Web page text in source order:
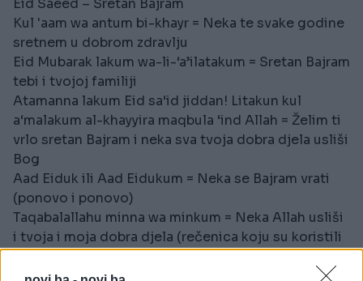
Eid Saeed – Sretan Bajram
Kul 'aam wa antum bi-khayr = Neka te svake godine
sretnem u dobrom zdravlju
Eid Mubarak lakum wa-li-‘a’ilatakum = Sretan Bajram
tebi i tvojoj familiji
Atamanna lakum Eid sa‘id jiddan! Litakun kul
a‘malakum al-khayyira maqbula ‘ind Allah = Želim ti
vrlo sretan Bajram i neka sva tvoja dobra djela usliši
Bog
Aad Eiduk ili Aad Eidukum = Neka se Bajram vrati
(ponovo i ponovo)
Taqabalallahu minna wa minkum = Neka Allah usliši
i tvoja i moja dobra djela (rečenica koju su koristili